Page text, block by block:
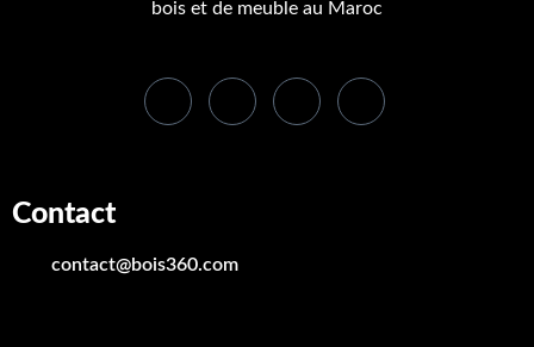
bois et de meuble au Maroc
Contact
contact@bois360.com